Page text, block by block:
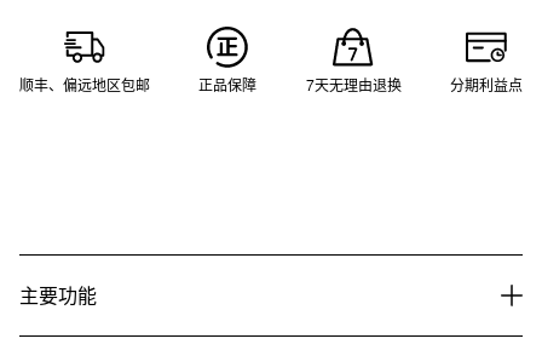
顺丰、偏远地区包邮 正品保障 7天无理由退换 分期利益点
主要功能